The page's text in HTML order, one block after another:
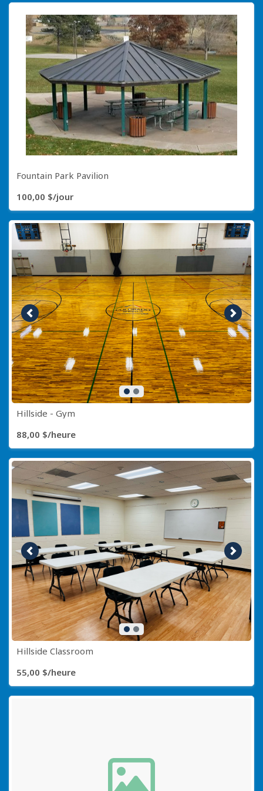
Fountain Park Pavilion
100,00 $/jour
Image précédente Image
Hillside - Gym
88,00 $/heure
Image précédente Image
Hillside Classroom
55,00 $/heure